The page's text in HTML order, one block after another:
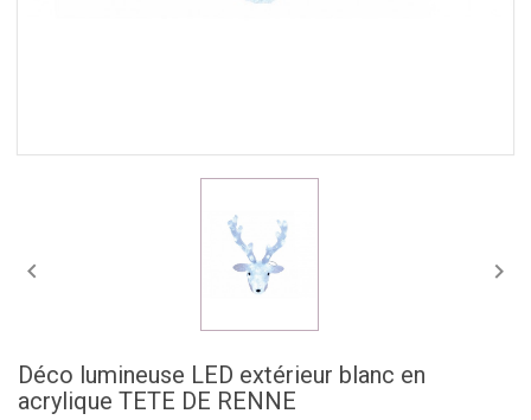
 
Déco lumineuse LED extérieur blanc en
acrylique TETE DE RENNE